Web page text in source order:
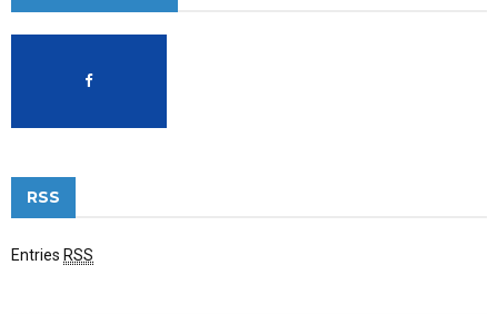
RSS
Entries RSS